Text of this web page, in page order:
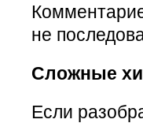
не
Сложные
Если